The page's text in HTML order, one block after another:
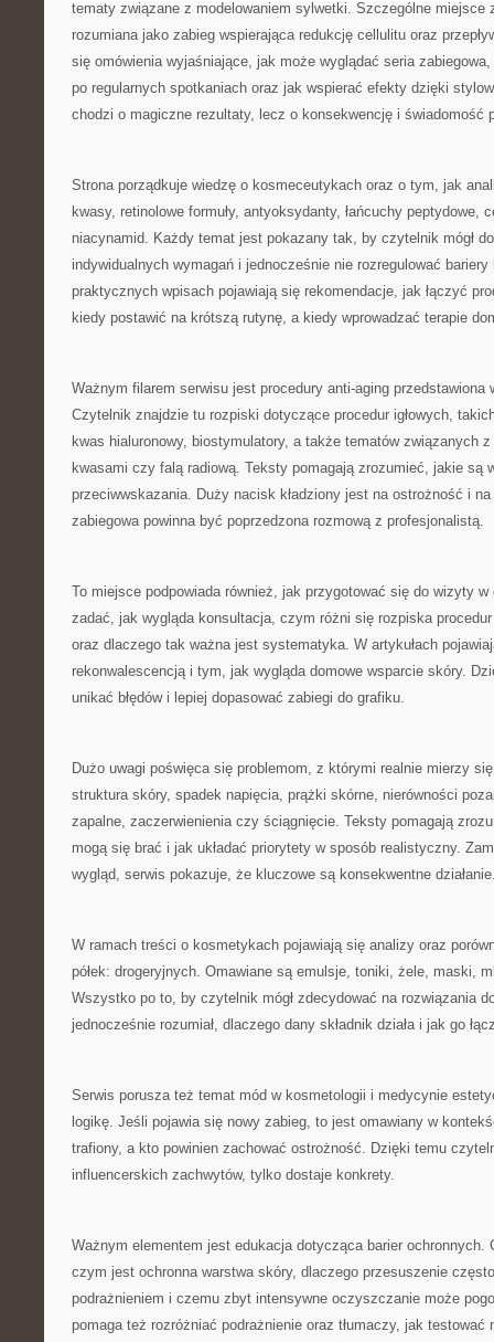
tematy związane z modelowaniem sylwetki. Szczególne miejsce
rozumiana jako zabieg wspierająca redukcję cellulitu oraz
się omówienia wyjaśniające, jak może wyglądać seria
po regularnych spotkaniach oraz jak wspierać efekty dzięki
chodzi o magiczne rezultaty, lecz o konsekwencję i świadomość
Strona porządkuje wiedzę o kosmeceutykach oraz o tym, jak
kwasy, retinolowe formuły, antyoksydanty, łańcuchy peptydowe,
niacynamid. Każdy temat jest pokazany tak, by czytelnik mógł
indywidualnych wymagań i jednocześnie nie rozregulować bariery
praktycznych wpisach pojawiają się rekomendacje, jak łączyć
kiedy postawić na krótszą rutynę, a kiedy wprowadzać terapie
Ważnym filarem serwisu jest procedury anti-aging przedstawiona
Czytelnik znajdzie tu rozpiski dotyczące procedur igłowych,
kwas hialuronowy, biostymulatory, a także tematów związanych z
kwasami czy falą radiową. Teksty pomagają zrozumieć, jakie są
przeciwwskazania. Duży nacisk kładziony jest na ostrożność i
zabiegowa powinna być poprzedzona rozmową z profesjonalistą.
To miejsce podpowiada również, jak przygotować się do wizyty
zadać, jak wygląda konsultacja, czym różni się rozpiska
oraz dlaczego tak ważna jest systematyka. W artykułach
rekonwalescencją i tym, jak wygląda domowe wsparcie skóry.
unikać błędów i lepiej dopasować zabiegi do grafiku.
Dużo uwagi poświęca się problemom, z którymi realnie mierzy
struktura skóry, spadek napięcia, prążki skórne, nierówności
zapalne, zaczerwienienia czy ściągnięcie. Teksty pomagają
mogą się brać i jak układać priorytety w sposób realistyczny.
wygląd, serwis pokazuje, że kluczowe są konsekwentne
W ramach treści o kosmetykach pojawiają się analizy oraz
półek: drogeryjnych. Omawiane są emulsje, toniki, żele, maski,
Wszystko po to, by czytelnik mógł zdecydować na rozwiązania
jednocześnie rozumiał, dlaczego dany składnik działa i jak go
Serwis porusza też temat mód w kosmetologii i medycynie
logikę. Jeśli pojawia się nowy zabieg, to jest omawiany w
trafiony, a kto powinien zachować ostrożność. Dzięki temu
influencerskich zachwytów, tylko dostaje konkrety.
Ważnym elementem jest edukacja dotycząca barier ochronnych.
czym jest ochronna warstwa skóry, dlaczego przesuszenie
podrażnieniem i czemu zbyt intensywne oczyszczanie może
pomaga też rozróżniać podrażnienie oraz tłumaczy, jak testować